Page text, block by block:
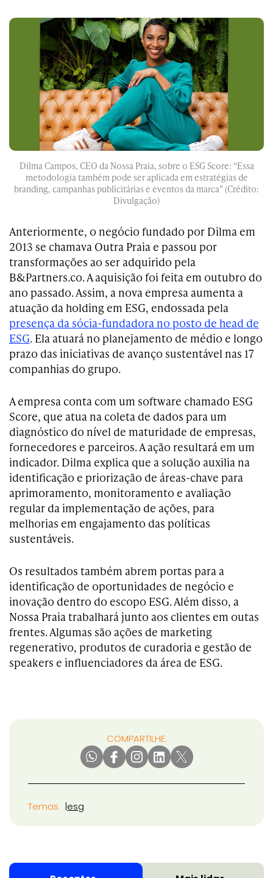
Dilma Campos, CEO da Nossa Praia, sobre o ESG Score: “Essa
metodologia também pode ser aplicada em estratégias de
branding, campanhas publicitárias e eventos da marca”(Crédito:
Divulgação)
Anteriormente, o negócio fundado por Dilma em
2013 se chamava Outra Praia e passou por
transformações ao ser adquirido pela
B&Partners.co. A aquisição foi feita em outubro do
ano passado. Assim, a nova empresa aumenta a
atuação da holding em ESG, endossada pela
presença da sócia-fundadora no posto de head de
ESG. Ela atuará no planejamento de médio e longo
prazo das iniciativas de avanço sustentável nas 17
companhias do grupo.
A empresa conta com um software chamado ESG
Score, que atua na coleta de dados para um
diagnóstico do nível de maturidade de empresas,
fornecedores e parceiros. A ação resultará em um
indicador. Dilma explica que a solução auxilia na
identificação e priorização de áreas-chave para
aprimoramento, monitoramento e avaliação
regular da implementação de ações, para
melhorias em engajamento das políticas
sustentáveis.
Os resultados também abrem portas para a
identificação de oportunidades de negócio e
inovação dentro do escopo ESG. Além disso, a
Nossa Praia trabalhará junto aos clientes em outas
frentes. Algumas são ações de marketing
regenerativo, produtos de curadoria e gestão de
speakers e influenciadores da área de ESG.
COMPARTILHE:
Temas esg